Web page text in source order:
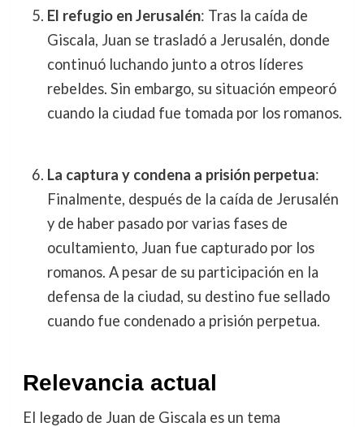
El refugio en Jerusalén: Tras la caída de
Giscala, Juan se trasladó a Jerusalén, donde
continuó luchando junto a otros líderes
rebeldes. Sin embargo, su situación empeoró
cuando la ciudad fue tomada por los romanos.
La captura y condena a prisión perpetua:
Finalmente, después de la caída de Jerusalén
y de haber pasado por varias fases de
ocultamiento, Juan fue capturado por los
romanos. A pesar de su participación en la
defensa de la ciudad, su destino fue sellado
cuando fue condenado a prisión perpetua.
Relevancia actual
El legado de Juan de Giscala es un tema